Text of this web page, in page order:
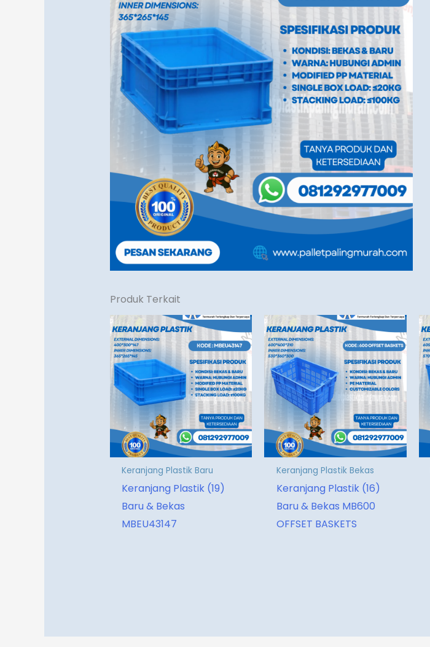
Produk Terkait
Keranjang Plastik Baru
Keranjang Plastik (19)
Baru & Bekas
MBEU43147
Keranjang Plastik Bekas
Keranjang Plastik (16)
Baru & Bekas MB600
OFFSET BASKETS